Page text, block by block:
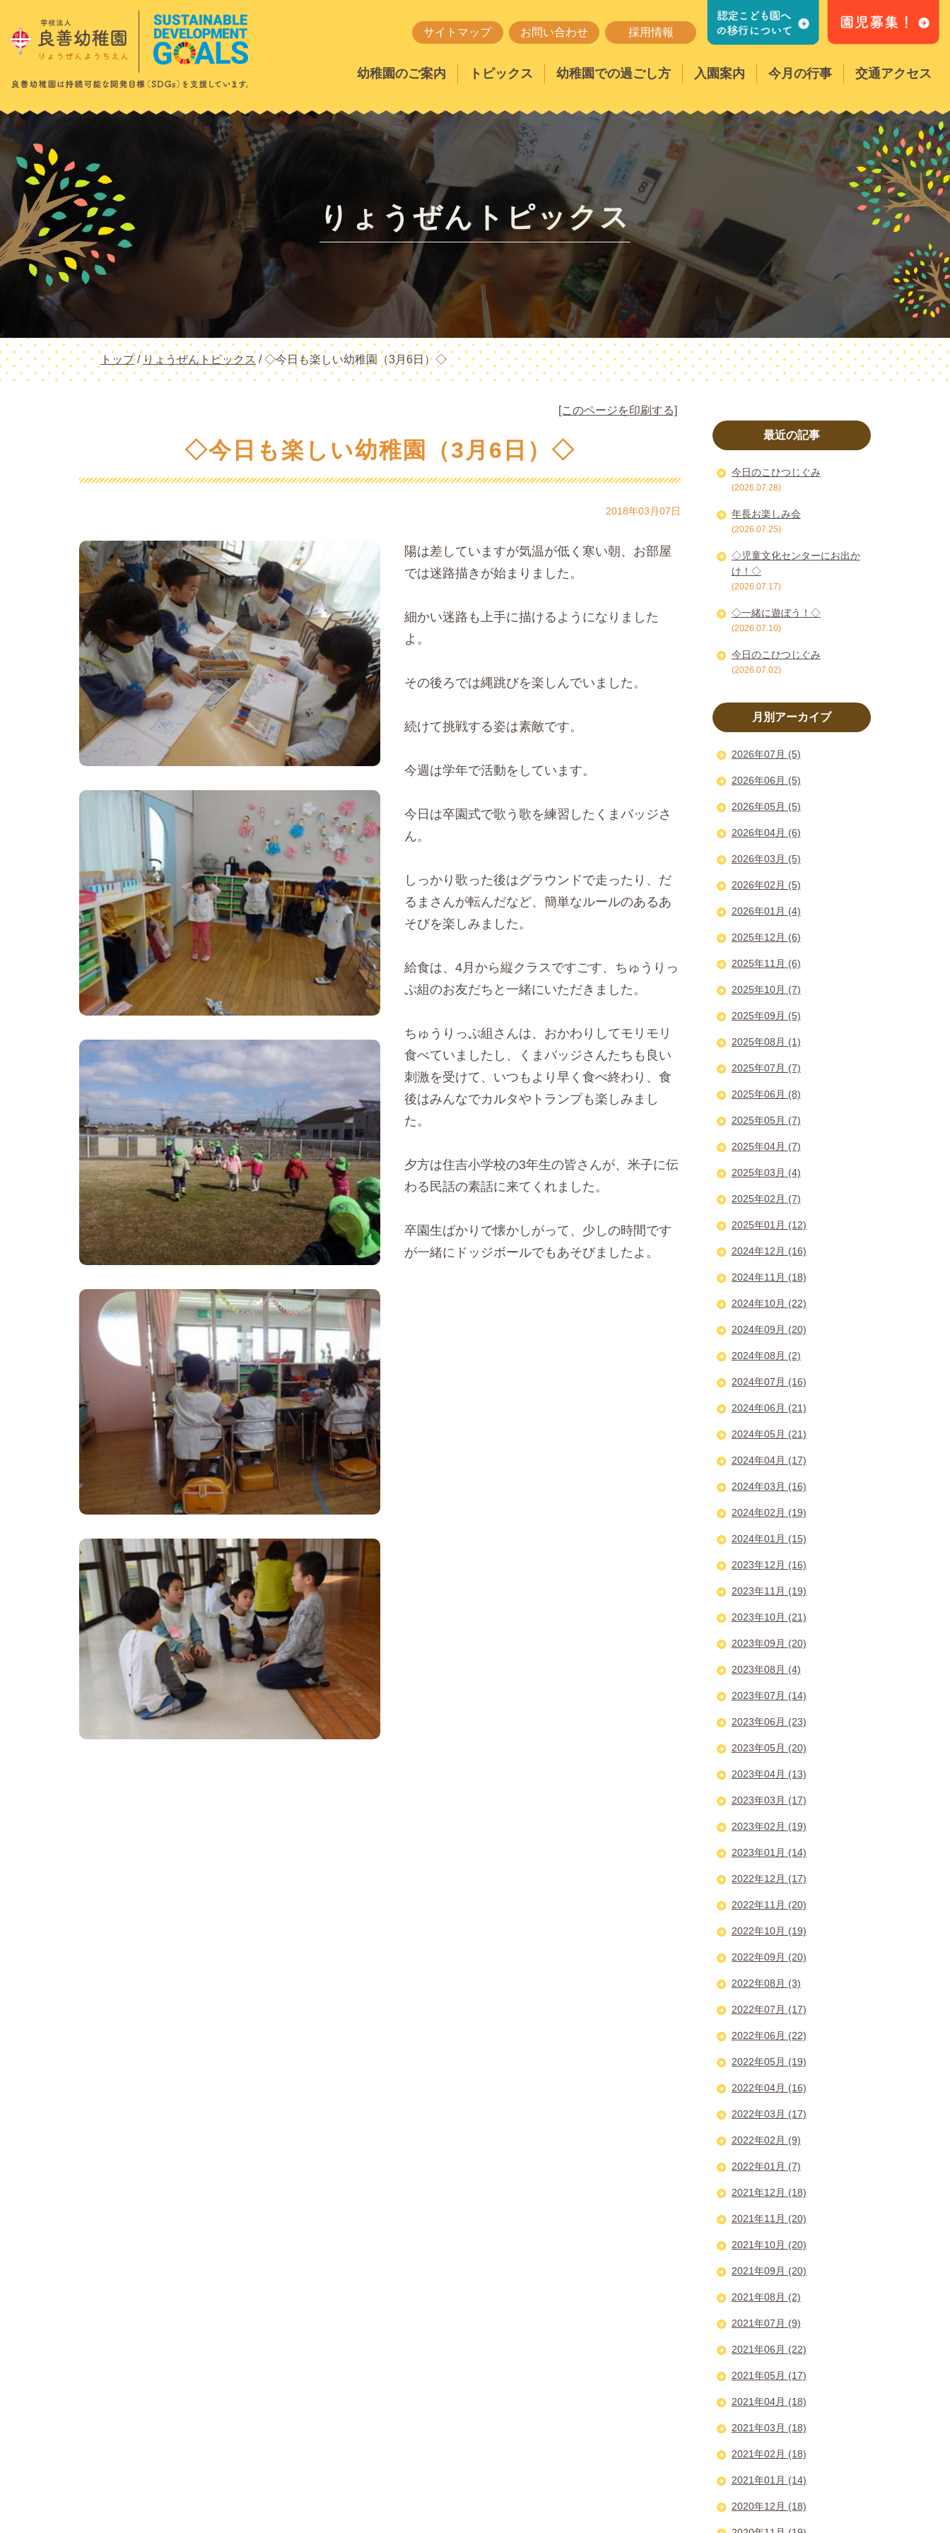
サイトマップ お問い合わせ 採用情報
幼稚園のご案内 トピックス 幼稚園での過ごし方 入園案内 今月の行事 交通アクセス
りょうぜんトピックス
現
在
トップ/ りょうぜんトピックス /◇今日も楽しい幼稚園（3月6日）◇
[このページを印刷する]
◇今日も楽しい幼稚園（3月6日）◇
2018年03月07日
陽は差していますが気温が低く寒い朝、お部屋
では迷路描きが始まりました。
細かい迷路も上手に描けるようになりました
よ。
その後ろでは縄跳びを楽しんでいました。
続けて挑戦する姿は素敵です。
今週は学年で活動をしています。
今日は卒園式で歌う歌を練習したくまバッジさ
ん。
しっかり歌った後はグラウンドで走ったり、だ
るまさんが転んだなど、簡単なルールのあるあ
そびを楽しみました。
給食は、4月から縦クラスですごす、ちゅうりっ
ぷ組のお友だちと一緒にいただきました。
ちゅうりっぷ組さんは、おかわりしてモリモリ
食べていましたし、くまバッジさんたちも良い
刺激を受けて、いつもより早く食べ終わり、食
後はみんなでカルタやトランプも楽しみまし
た。
夕方は住吉小学校の3年生の皆さんが、米子に伝
わる民話の素話に来てくれました。
卒園生ばかりで懐かしがって、少しの時間です
が一緒にドッジボールでもあそびましたよ。
最近の記事
今日のこひつじぐみ
(2026.07.28)
年長お楽しみ会
(2026.07.25)
◇児童文化センターにお出か
け！◇
(2026.07.17)
◇一緒に遊ぼう！◇
(2026.07.10)
今日のこひつじぐみ
(2026.07.02)
月別アーカイブ
2026年07月 (5)
2026年06月 (5)
2026年05月 (5)
2026年04月 (6)
2026年03月 (5)
2026年02月 (5)
2026年01月 (4)
2025年12月 (6)
2025年11月 (6)
2025年10月 (7)
2025年09月 (5)
2025年08月 (1)
2025年07月 (7)
2025年06月 (8)
2025年05月 (7)
2025年04月 (7)
2025年03月 (4)
2025年02月 (7)
2025年01月 (12)
2024年12月 (16)
2024年11月 (18)
2024年10月 (22)
2024年09月 (20)
2024年08月 (2)
2024年07月 (16)
2024年06月 (21)
2024年05月 (21)
2024年04月 (17)
2024年03月 (16)
2024年02月 (19)
2024年01月 (15)
2023年12月 (16)
2023年11月 (19)
2023年10月 (21)
2023年09月 (20)
2023年08月 (4)
2023年07月 (14)
2023年06月 (23)
2023年05月 (20)
2023年04月 (13)
2023年03月 (17)
2023年02月 (19)
2023年01月 (14)
2022年12月 (17)
2022年11月 (20)
2022年10月 (19)
2022年09月 (20)
2022年08月 (3)
2022年07月 (17)
2022年06月 (22)
2022年05月 (19)
2022年04月 (16)
2022年03月 (17)
2022年02月 (9)
2022年01月 (7)
2021年12月 (18)
2021年11月 (20)
2021年10月 (20)
2021年09月 (20)
2021年08月 (2)
2021年07月 (9)
2021年06月 (22)
2021年05月 (17)
2021年04月 (18)
2021年03月 (18)
2021年02月 (18)
2021年01月 (14)
2020年12月 (18)